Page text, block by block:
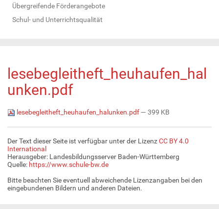
Übergreifende Förderangebote
Schul- und Unterrichtsqualität
lesebegleitheft_heuhaufen_hal
unken.pdf
lesebegleitheft_heuhaufen_halunken.pdf— 399 KB
Der Text dieser Seite ist verfügbar unter der LizenzCC BY 4.0
International
Herausgeber: Landesbildungsserver Baden-Württemberg
Quelle: https://www.schule-bw.de
Bitte beachten Sie eventuell abweichende Lizenzangaben bei den
eingebundenen Bildern und anderen Dateien.